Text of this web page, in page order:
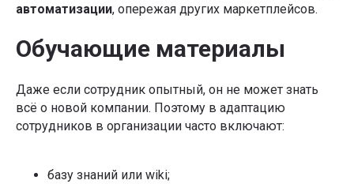
автоматизации, опережая других маркетплейсов.
Обучающие материалы
Даже если сотрудник опытный, он не может знать
всё о новой компании. Поэтому в адаптацию
сотрудников в организации часто включают:
базу знаний или wiki;